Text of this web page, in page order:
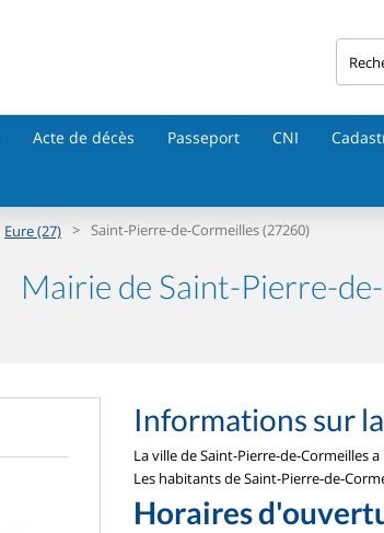
Acte de décès Passeport CNI
Eure (27) > Saint-Pierre-de-Cormeilles (27260)
Mairie de Saint-Pierre-
Informations sur
La ville de Saint-Pierre-de-Cormeilles
Les habitants de Saint-Pierre-de-
Horaires